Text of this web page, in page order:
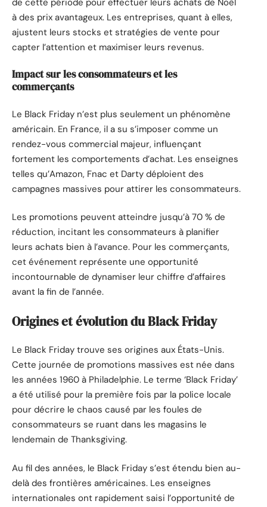
à des prix avantageux. Les entreprises, quant à elles,
ajustent leurs stocks et stratégies de vente pour
capter l’attention et maximiser leurs revenus.
Impact sur les consommateurs et les
commerçants
Le Black Friday n’est plus seulement un phénomène
américain. En France, il a su s’imposer comme un
rendez-vous commercial majeur, influençant
fortement les comportements d’achat. Les enseignes
telles qu’Amazon, Fnac et Darty déploient des
campagnes massives pour attirer les consommateurs.
Les promotions peuvent atteindre jusqu’à 70 % de
réduction, incitant les consommateurs à planifier
leurs achats bien à l’avance. Pour les commerçants,
cet événement représente une opportunité
incontournable de dynamiser leur chiffre d’affaires
avant la fin de l’année.
Origines et évolution du Black Friday
Le Black Friday trouve ses origines aux États-Unis.
Cette journée de promotions massives est née dans
les années 1960 à Philadelphie. Le terme ‘Black Friday’
a été utilisé pour la première fois par la police locale
pour décrire le chaos causé par les foules de
consommateurs se ruant dans les magasins le
lendemain de Thanksgiving.
Au fil des années, le Black Friday s’est étendu bien au-
delà des frontières américaines. Les enseignes
internationales ont rapidement saisi l’opportunité de